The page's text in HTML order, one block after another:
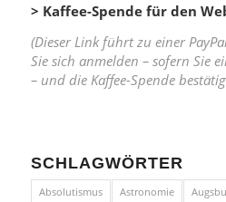
> Kaffee-Spende für den
(Dieser Link führt zu einer
Sie sich anmelden – sofern Sie
– und die Kaffee-Spende
SCHLAGWÖRTER
Absolutismus Astronomie